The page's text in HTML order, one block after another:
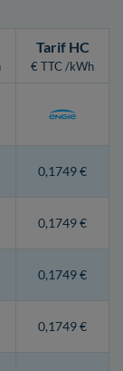
Tarif HC
€ TTC /kWh
0,1749 €
0,1749 €
0,1749 €
0,1749 €